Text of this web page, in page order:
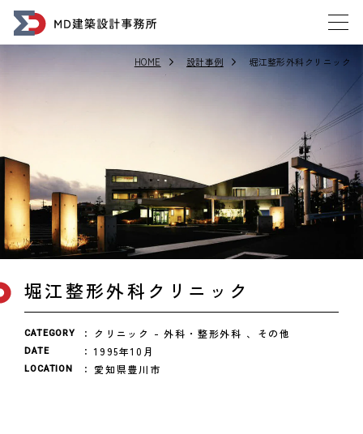
HOME 設計事例 堀江整形外科クリニック
堀江整形外科クリニック
CATEGORY クリニック 外科・整形外科 その他
DATE 1995年10月
LOCATION 愛知県豊川市